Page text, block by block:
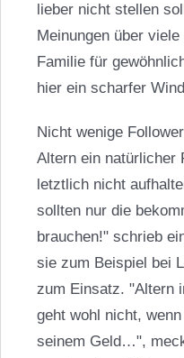
lieber nicht stellen
Meinungen über
Familie für
hier ein scharfer
Nicht wenige
Altern ein natürlicher
letztlich nicht
sollten nur die
brauchen!" schrieb
sie zum Beispiel bei
zum Einsatz. "Altern
geht wohl nicht,
seinem Geld…",